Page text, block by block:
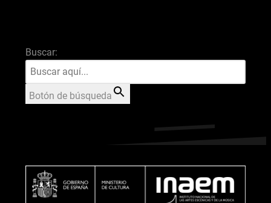
Buscar:
Botón de búsqueda